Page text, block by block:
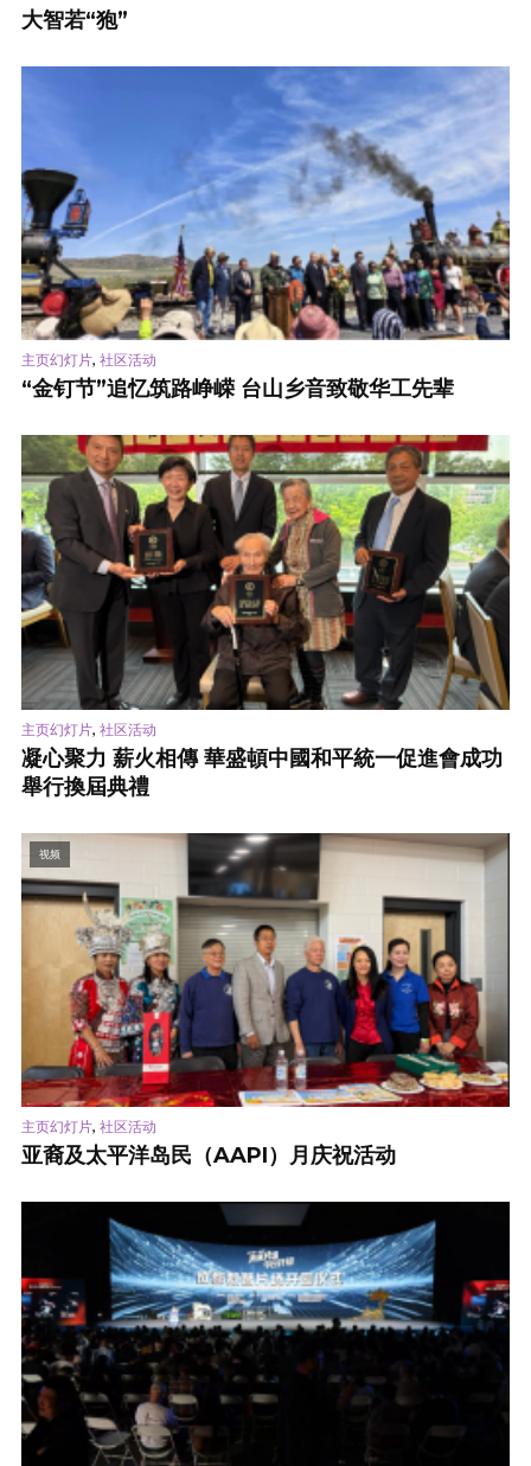
大智若“狍”
主页幻灯片, 社区活动
“金钉节”追忆筑路峥嵘 台山乡音致敬华工先辈
主页幻灯片, 社区活动
凝心聚力 薪火相傳 華盛頓中國和平統一促進會成功
舉行換屆典禮
视频
主页幻灯片, 社区活动
亚裔及太平洋岛民（AAPI）月庆祝活动